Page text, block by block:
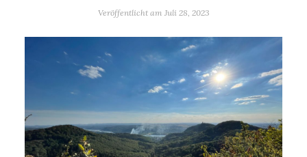
Veröffentlicht am Juli 28, 2023